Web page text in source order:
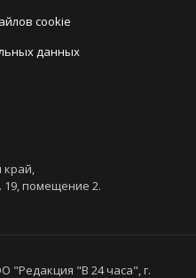
cookie
данных
край,
19, помещение 2.
"В 24 часа", г.